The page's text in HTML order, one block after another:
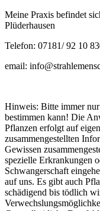
Mei­ne Pra­xis befin­det
Plüderhausen
Tele­fon: 07181/ 92 10
email:
Hinweis: Bitte immer
bestimmen kann! Die
Pflanzen erfolgt auf
zusammengestellten
Gewissen
spezielle Erkrankungen
Schwangerschaft
auf uns. Es gibt auch
schädigend bis tödlich